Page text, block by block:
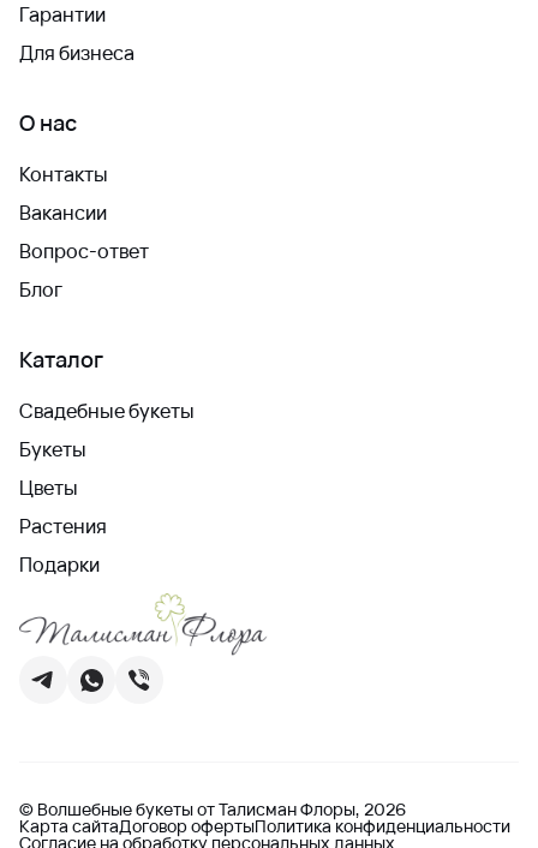
Гарантии
Для бизнеса
О нас
Контакты
Вакансии
Вопрос-ответ
Блог
Каталог
Свадебные букеты
Букеты
Цветы
Растения
Подарки
© Волшебные букеты от Талисман Флоры, 2026
Карта сайтаДоговор офертыПолитика конфиденциальности
Согласие на обработку персональных данных